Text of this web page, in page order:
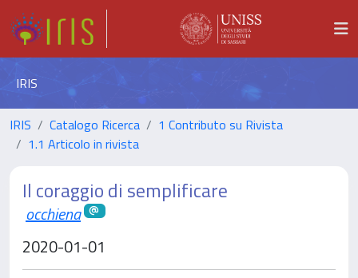
IRIS
IRIS Catalogo Ricerca
1 Contributo su Rivista
1.1 Articolo in rivista
Il coraggio di semplificare
occhiena
2020-01-01